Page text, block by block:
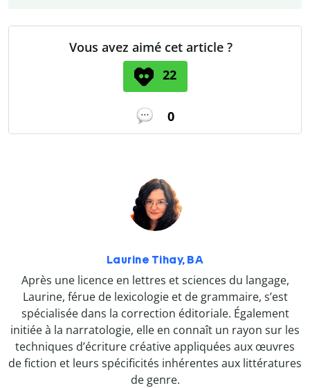
Vous avez aimé cet article ?
22
0
Laurine Tihay, BA
Après une licence en lettres et sciences du langage,
Laurine, férue de lexicologie et de grammaire, s’est
spécialisée dans la correction éditoriale. Également
initiée à la narratologie, elle en connaît un rayon sur les
techniques d’écriture créative appliquées aux œuvres
de fiction et leurs spécificités inhérentes aux littératures
de genre.